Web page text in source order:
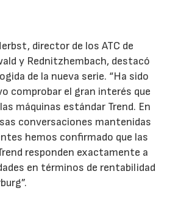
director de los ATC de
y Rednitzhembach, destacó
de la nueva serie. “Ha sido
comprobar el gran interés que
máquinas estándar Trend. En
conversaciones mantenidas
hemos confirmado que las
responden exactamente a
en términos de rentabilidad